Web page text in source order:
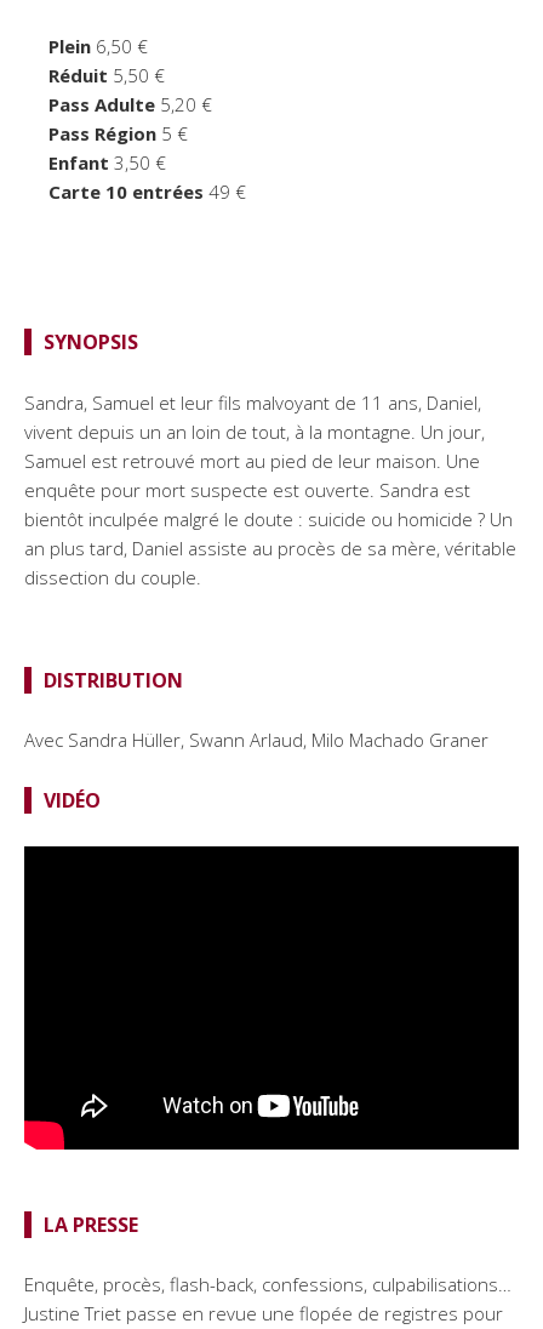
Plein 6,50 €
Réduit 5,50 €
Pass Adulte 5,20 €
Pass Région 5 €
Enfant 3,50 €
Carte 10 entrées 49 €
SYNOPSIS
Sandra, Samuel et leur fils malvoyant de 11 ans, Daniel,
vivent depuis un an loin de tout, à la montagne. Un jour,
Samuel est retrouvé mort au pied de leur maison. Une
enquête pour mort suspecte est ouverte. Sandra est
bientôt inculpée malgré le doute : suicide ou homicide ? Un
an plus tard, Daniel assiste au procès de sa mère, véritable
dissection du couple.
DISTRIBUTION
Avec Sandra Hüller, Swann Arlaud, Milo Machado Graner
VIDÉO
LA PRESSE
Enquête, procès, flash-back, confessions, culpabilisations…
Justine Triet passe en revue une flopée de registres pour